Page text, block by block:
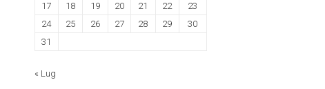
17
18 19 20 21 22
23
24
25 26 27 28 29
30
31
« Lug